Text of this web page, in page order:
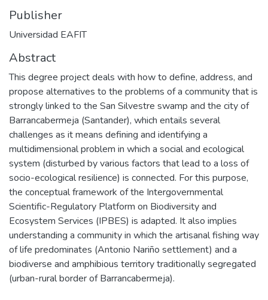
Publisher
Universidad EAFIT
Abstract
This degree project deals with how to define, address, and
propose alternatives to the problems of a community that is
strongly linked to the San Silvestre swamp and the city of
Barrancabermeja (Santander), which entails several
challenges as it means defining and identifying a
multidimensional problem in which a social and ecological
system (disturbed by various factors that lead to a loss of
socio-ecological resilience) is connected. For this purpose,
the conceptual framework of the Intergovernmental
Scientific-Regulatory Platform on Biodiversity and
Ecosystem Services (IPBES) is adapted. It also implies
understanding a community in which the artisanal fishing way
of life predominates (Antonio Nariño settlement) and a
biodiverse and amphibious territory traditionally segregated
(urban-rural border of Barrancabermeja).